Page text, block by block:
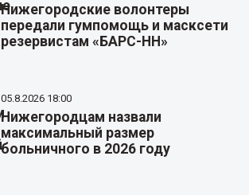
Нижегородские волонтеры
передали гумпомощь и масксети
резервистам «БАРС-НН»
05.8.2026 18:00
Нижегородцам назвали
максимальный размер
больничного в 2026 году